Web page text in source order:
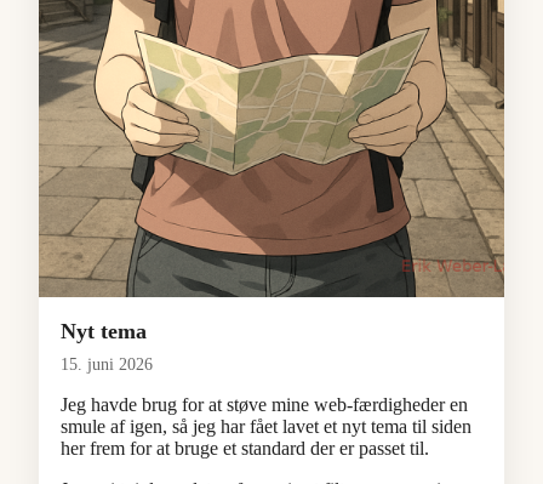
Nyt tema
15. juni 2026
Jeg havde brug for at støve mine web-færdigheder en
smule af igen, så jeg har fået lavet et nyt tema til siden
her frem for at bruge et standard der er passet til.